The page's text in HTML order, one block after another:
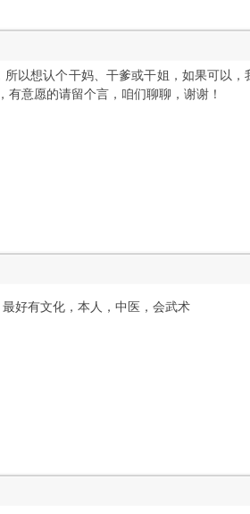
以想认个干妈、干爹或干姐，如果可以
意愿的请留个言，咱们聊聊，谢谢！
好有文化，本人，中医，会武术